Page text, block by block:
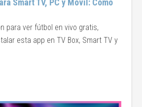
Smart TV, PC y Móvil: Cómo
para ver fútbol en vivo gratis,
esta app en TV Box, Smart TV y